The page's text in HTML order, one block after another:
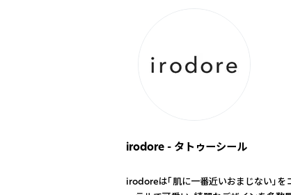
irodore - タトゥーシール
irodoreは「肌に一番近いおまじない」